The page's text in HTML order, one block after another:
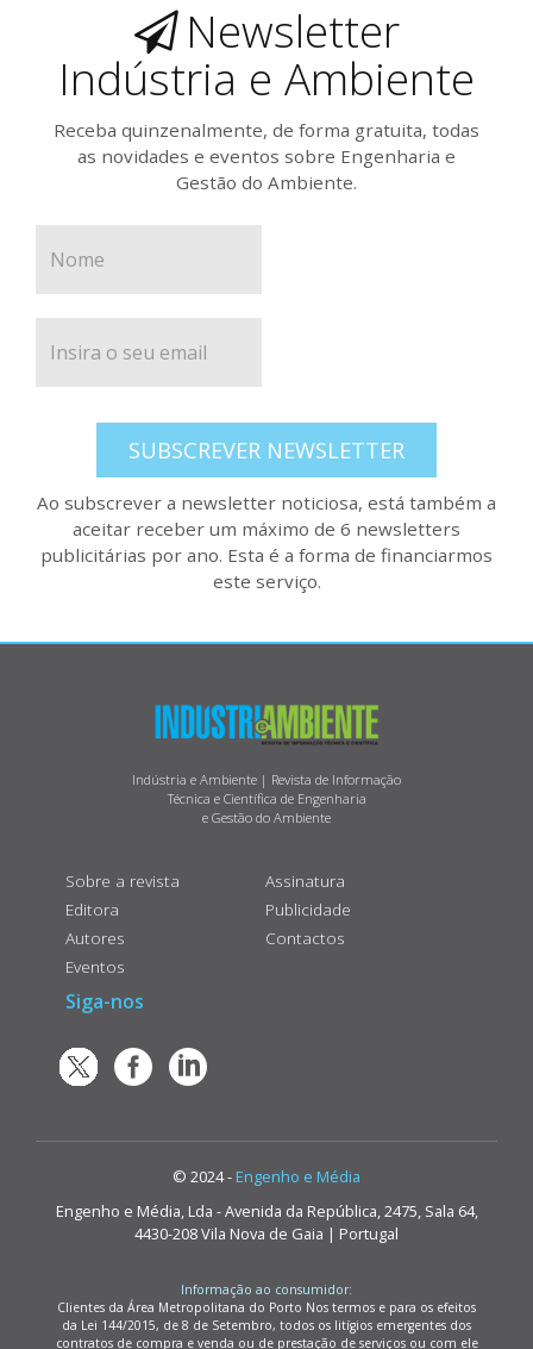
Newsletter
Indústria e Ambiente
Receba quinzenalmente, de forma gratuita, todas
as novidades e eventos sobre Engenharia e
Gestão do Ambiente.
SUBSCREVER NEWSLETTER
Ao subscrever a newsletter noticiosa, está também a
aceitar receber um máximo de 6 newsletters
publicitárias por ano. Esta é a forma de financiarmos
este serviço.
Indústria e Ambiente | Revista de Informação
Técnica e Científica de Engenharia
e Gestão do Ambiente
Sobre a revista
Editora
Autores
Eventos
Assinatura
Publicidade
Contactos
Siga-nos
© 2024 - Engenho e Média
Engenho e Média, Lda - Avenida da República, 2475, Sala 64,
4430-208 Vila Nova de Gaia | Portugal
Informação ao consumidor:
Clientes da Área Metropolitana do Porto Nos termos e para os efeitos
da Lei 144/2015, de 8 de Setembro, todos os litígios emergentes dos
contratos de compra e venda ou de prestação de serviços ou com ele